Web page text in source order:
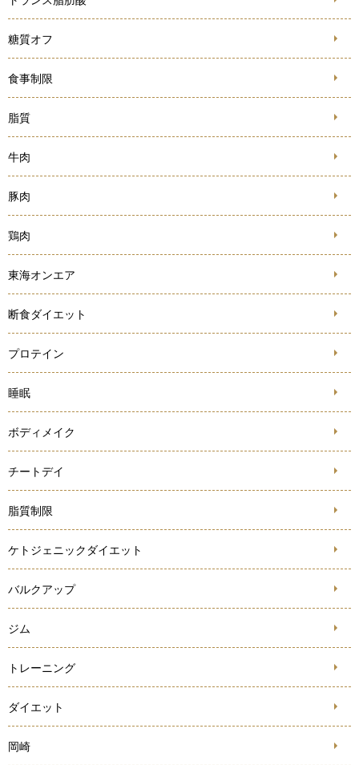
糖質オフ
食事制限
脂質
牛肉
豚肉
鶏肉
東海オンエア
断食ダイエット
プロテイン
睡眠
ボディメイク
チートデイ
脂質制限
ケトジェニックダイエット
バルクアップ
ジム
トレーニング
ダイエット
岡崎